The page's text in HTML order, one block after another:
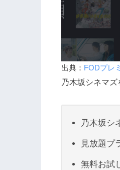
出典： FODプレ
乃木坂シネマズ
乃木坂シ
見放題プ
無料お試